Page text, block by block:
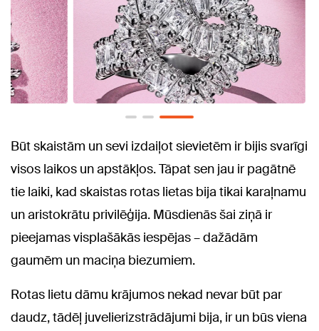
Būt skaistām un sevi izdaiļot sievietēm ir bijis svarīgi
visos laikos un apstākļos. Tāpat sen jau ir pagātnē
tie laiki, kad skaistas rotas lietas bija tikai karaļnamu
un aristokrātu privilēģija. Mūsdienās šai ziņā ir
pieejamas visplašākās iespējas – dažādām
gaumēm un maciņa biezumiem.
Rotas lietu dāmu krājumos nekad nevar būt par
daudz, tādēļ juvelierizstrādājumi bija, ir un būs viena